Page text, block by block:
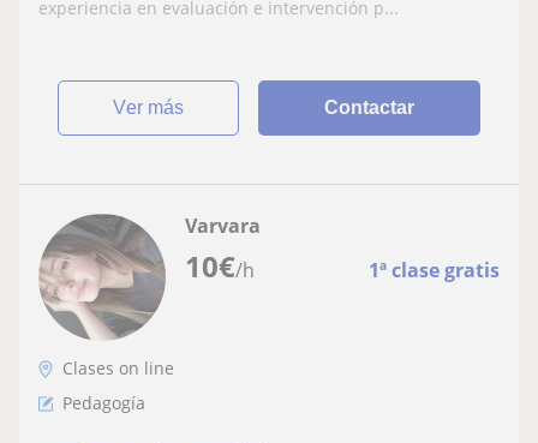
experiencia en evaluación e intervención p...
ver más Contactar
10€/h 1ª clase gratis
Varvara
Clases on line
Pedagogía